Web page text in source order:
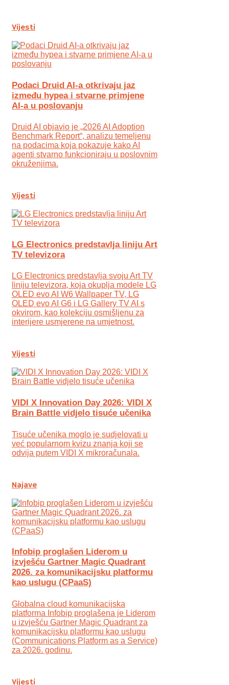
Vijesti
Podaci Druid AI-a otkrivaju jaz
između hypea i stvarne primjene
AI-a u poslovanju
Druid AI objavio je „2026 AI Adoption
Benchmark Report“, analizu temeljenu
na podacima koja pokazuje kako AI
agenti stvarno funkcioniraju u poslovnim
okruženjima.
Vijesti
LG Electronics predstavlja liniju Art
TV televizora
LG Electronics predstavlja svoju Art TV
liniju televizora, koja okuplja modele LG
OLED evo AI W6 Wallpaper TV, LG
OLED evo AI G6 i LG Gallery TV AI s
okvirom, kao kolekciju osmišljenu za
interijere usmjerene na umjetnost.
Vijesti
VIDI X Innovation Day 2026: VIDI X
Brain Battle vidjelo tisuće učenika
Tisuće učenika moglo je sudjelovati u
već popularnom kvizu znanja koji se
odvija putem VIDI X mikroračunala.
Najave
Infobip proglašen Liderom u
izvješću Gartner Magic Quadrant
2026. za komunikacijsku platformu
kao uslugu (CPaaS)
Globalna cloud komunikacijska
platforma Infobip proglašena je Liderom
u izvješću Gartner Magic Quadrant za
komunikacijsku platformu kao uslugu
(Communications Platform as a Service)
za 2026. godinu.
Vijesti